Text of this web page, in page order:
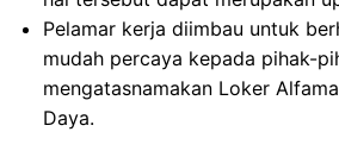
Pelamar kerja diimbau untuk
mudah percaya kepada pihak-
mengatasnamakan Loker
Daya.